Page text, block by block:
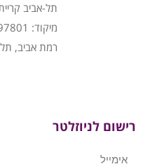
תל-אביב קריית
מיקוד: 6997801
רמת אביב,
רישום לניוזלטר